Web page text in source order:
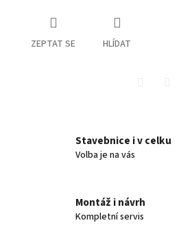
ZEPTAT SE HLÍDAT
Stavebnice i v celku
Volba je na vás
Montáž i návrh
Kompletní servis